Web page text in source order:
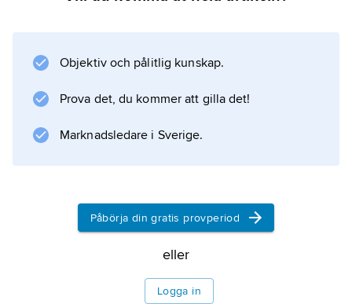
angrepp av vissa växtpatogener som är
Reaktionen består i att angripna och
varvid patogenens vidare spridning förhindras.
Objektiv och pålitlig kunskap.
Prova det, du kommer att gilla det!
Marknadsledare i Sverige.
Påbörja din gratis provperiod
eller
Logga in